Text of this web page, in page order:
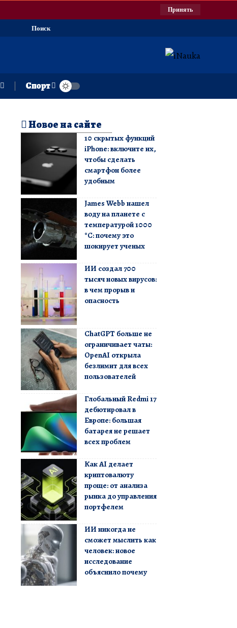
Принять
Поиск
Спорт
Новое на сайте
10 скрытых функций
iPhone: включите их,
чтобы сделать
смартфон более
удобным
James Webb нашел
воду на планете с
температурой 1000
°C: почему это
шокирует ученых
ИИ создал 700
тысяч новых вирусов:
в чем прорыв и
опасность
ChatGPT больше не
ограничивает чаты:
OpenAI открыла
безлимит для всех
пользователей
Глобальный Redmi 17
дебютировал в
Европе: большая
батарея не решает
всех проблем
Как AI делает
криптовалюту
проще: от анализа
рынка до управления
портфелем
ИИ никогда не
сможет мыслить как
человек: новое
исследование
объяснило почему